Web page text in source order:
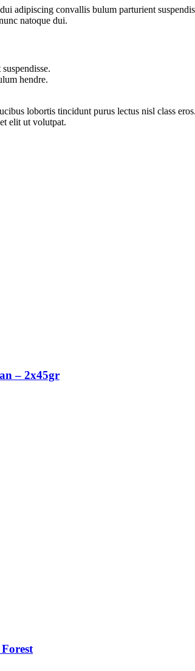
adipiscing convallis bulum parturient
natoque dui.
hendre.
lobortis tincidunt purus lectus nisl class
elit ut volutpat.
– 2x45gr